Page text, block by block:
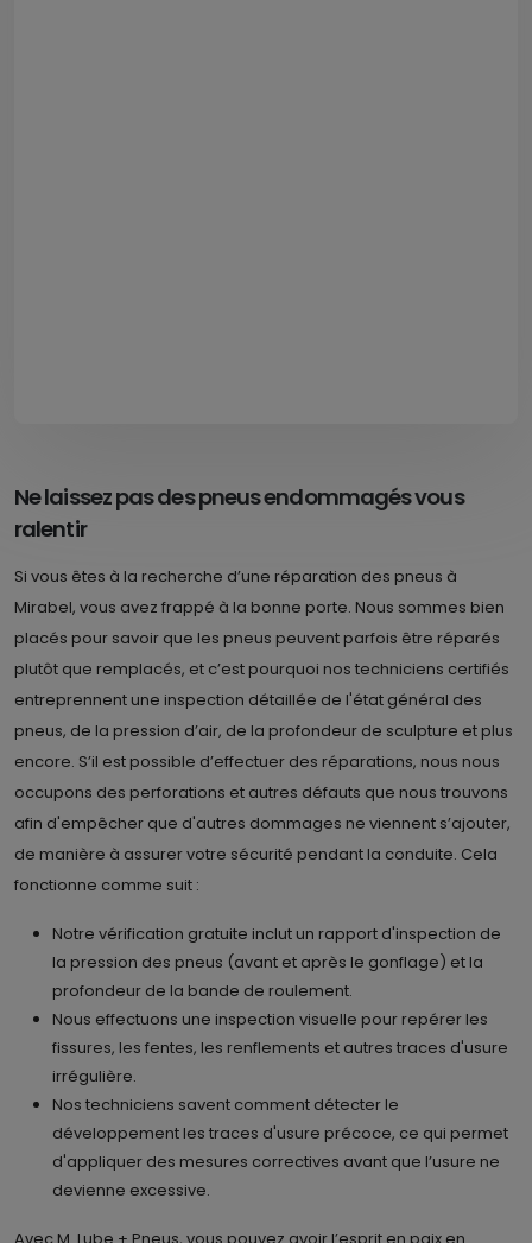
Ne laissez pas des pneus endommagés vous
ralentir
Si vous êtes à la recherche d’une réparation des pneus à
Mirabel, vous avez frappé à la bonne porte. Nous sommes bien
placés pour savoir que les pneus peuvent parfois être réparés
plutôt que remplacés, et c’est pourquoi nos techniciens certifiés
entreprennent une inspection détaillée de l'état général des
pneus, de la pression d’air, de la profondeur de sculpture et plus
encore. S’il est possible d’effectuer des réparations, nous nous
occupons des perforations et autres défauts que nous trouvons
afin d'empêcher que d'autres dommages ne viennent s’ajouter,
de manière à assurer votre sécurité pendant la conduite. Cela
fonctionne comme suit :
Notre vérification gratuite inclut un rapport d'inspection de
la pression des pneus (avant et après le gonflage) et la
profondeur de la bande de roulement.
Nous effectuons une inspection visuelle pour repérer les
fissures, les fentes, les renflements et autres traces d'usure
irrégulière.
Nos techniciens savent comment détecter le
développement les traces d'usure précoce, ce qui permet
d'appliquer des mesures correctives avant que l’usure ne
devienne excessive.